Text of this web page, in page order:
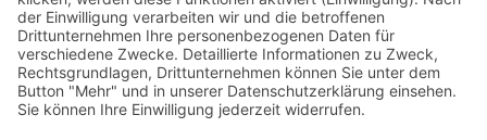
Sa*: 10:00 — 18:00 Uhr
*auf Anfrage 3x im Monat